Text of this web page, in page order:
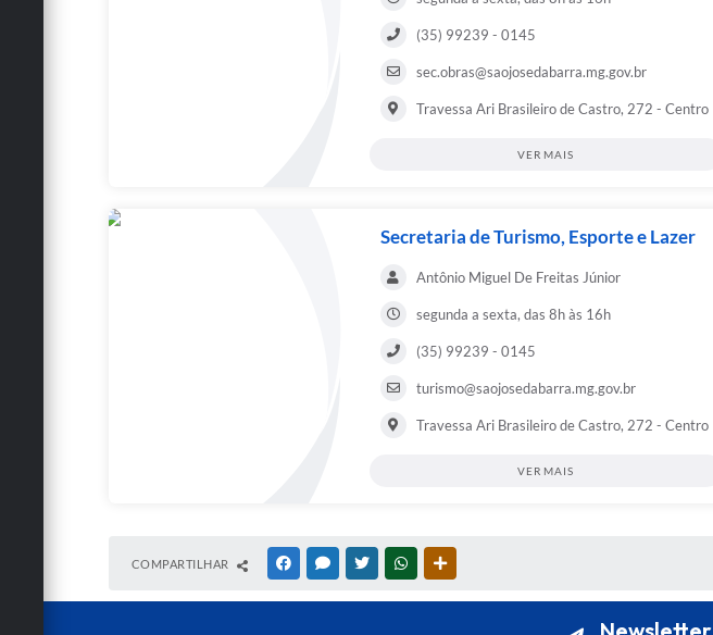
(35) 99239 - 0145
sec.obras@saojosedabarra.mg.gov.br
Travessa Ari Brasileiro de Castro, 272 - Centro
VER MAIS
Secretaria de Turismo, Esporte e Lazer
Antônio Miguel De Freitas Júnior
segunda a sexta, das 8h às 16h
(35) 99239 - 0145
turismo@saojosedabarra.mg.gov.br
Travessa Ari Brasileiro de Castro, 272 - Centro
VER MAIS
COMPARTILHAR FACEBOOKMESSENGER
TWITTERWHATSAPP